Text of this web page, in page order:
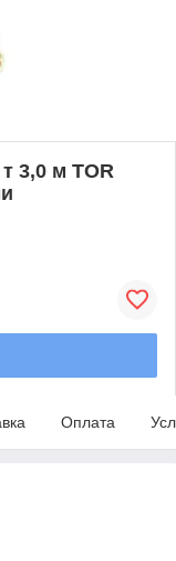
3,0 м TOR
Оплата